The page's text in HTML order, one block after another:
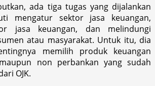
ada tiga tugas yang dijalankan
mengatur sektor jasa keuangan,
jasa keuangan, dan melindungi
atau masyarakat. Untuk itu, dia
memilih produk keuangan
non perbankan yang sudah
OJK.